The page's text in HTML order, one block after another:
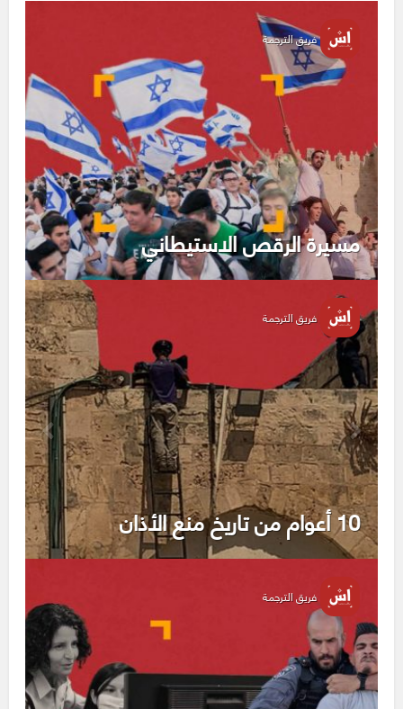
فريق الترجمة
مسيرة الرقص الاستيطاني
فريق الترجمة
10 أعوام من تاريخ منع الأذان
فريق الترجمة